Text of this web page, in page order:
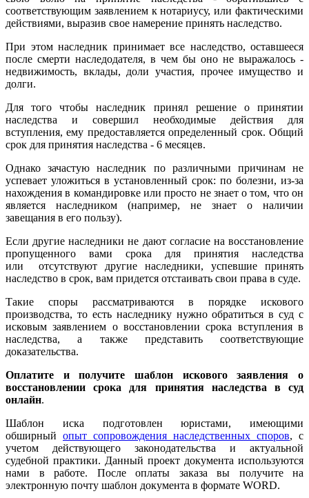
соответствующим заявлением к нотариусу, или фактическими
действиями, выразив свое намерение принять наследство.
При этом наследник принимает все наследство, оставшееся
после смерти наследодателя, в чем бы оно не выражалось -
недвижимость, вклады, доли участия, прочее имущество и
долги.
Для того чтобы наследник принял решение о принятии
наследства и совершил необходимые действия для
вступления, ему предоставляется определенный срок. Общий
срок для принятия наследства - 6 месяцев.
Однако зачастую наследник по различными причинам не
успевает уложиться в установленный срок: по болезни, из-за
нахождения в командировке или просто не знает о том, что он
является наследником (например, не знает о наличии
завещания в его пользу).
Если другие наследники не дают согласие на восстановление
пропущенного вами срока для принятия наследства
или отсутствуют другие наследники, успевшие принять
наследство в срок, вам придется отстаивать свои права в суде.
Такие споры рассматриваются в порядке искового
производства, то есть наследнику нужно обратиться в суд с
исковым заявлением о восстановлении срока вступления в
наследства, а также представить соответствующие
доказательства.
Оплатите и получите шаблон искового заявления о
восстановлении срока для принятия наследства в суд
онлайн.
Шаблон иска подготовлен юристами, имеющими
обширный опыт сопровождения наследственных споров, с
учетом действующего законодательства и актуальной
судебной практики. Данный проект документа используются
нами в работе. После оплаты заказа вы получите на
электронную почту шаблон документа в формате WORD.